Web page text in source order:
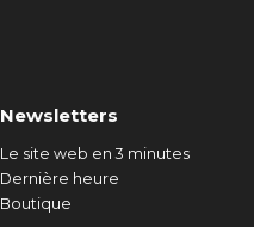
Newsletters
Le site web en 3 minutes
Dernière heure
Boutique